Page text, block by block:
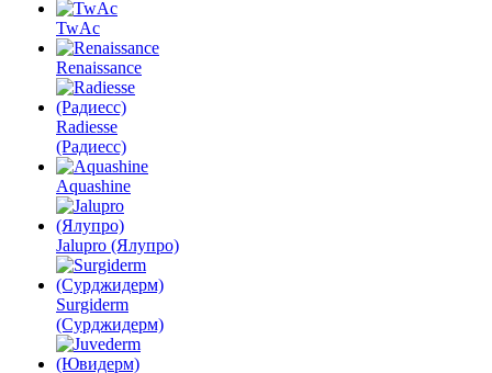
TwAc
Renaissance
Radiesse
(Радиесс)
Aquashine
Jalupro (Ялупро)
Surgiderm
(Сурджидерм)